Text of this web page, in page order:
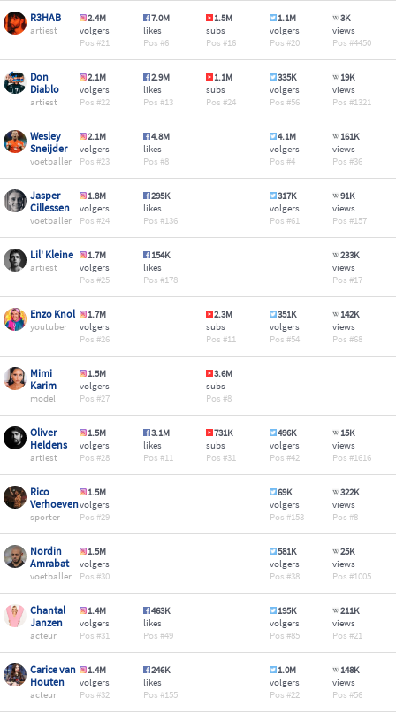
R3HAB
artiest
2.4M
volgers
21
7.0M
likes
6
1.5M
subs
16
1.1M
volgers
20
3K
views
4450
Don
Diablo
artiest
2.1M
volgers
22
2.9M
likes
13
1.1M
subs
24
335K
volgers
56
19K
views
1321
Wesley
Sneijder
voetballer
2.1M
volgers
23
4.8M
likes
8
4.1M
volgers
4
161K
views
36
Jasper
Cillessen
voetballer
1.8M
volgers
24
295K
likes
136
317K
volgers
61
91K
views
157
Lil' Kleine
artiest
1.7M
volgers
25
154K
likes
178
233K
views
17
Enzo Knol
youtuber
1.7M
volgers
26
2.3M
subs
11
351K
volgers
54
142K
views
68
Mimi
Karim
model
1.5M
volgers
27
3.6M
subs
8
Oliver
Heldens
artiest
1.5M
volgers
28
3.1M
likes
11
731K
subs
31
496K
volgers
42
15K
views
1616
Rico
Verhoeven
sporter
1.5M
volgers
29
69K
volgers
153
322K
views
8
Nordin
Amrabat
voetballer
1.5M
volgers
30
581K
volgers
38
25K
views
1005
Chantal
Janzen
acteur
1.4M
volgers
31
463K
likes
49
195K
volgers
85
211K
views
21
Carice van
Houten
acteur
1.4M
volgers
32
246K
likes
155
1.0M
volgers
22
148K
views
56